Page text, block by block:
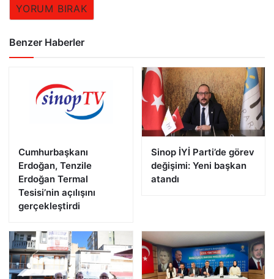
YORUM BIRAK
Benzer Haberler
Cumhurbaşkanı
Erdoğan, Tenzile
Erdoğan Termal
Tesisi’nin açılışını
gerçekleştirdi
Sinop İYİ Parti’de görev
değişimi: Yeni başkan
atandı